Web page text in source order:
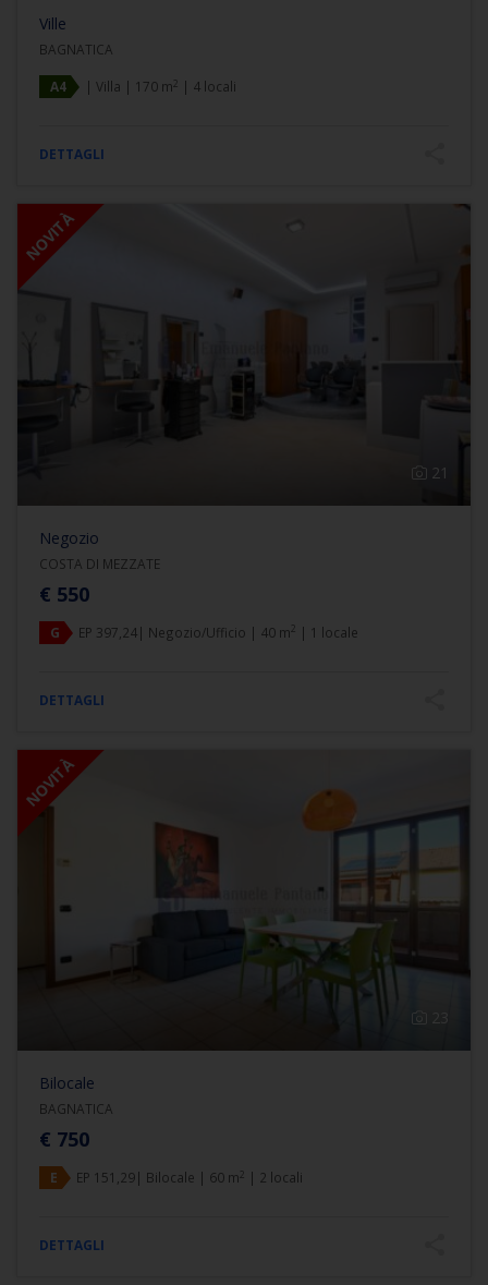
Ville
BAGNATICA
A4 | Villa | 170 m2 | 4 locali
DETTAGLI
21
NOVITÀ
Negozio
COSTA DI MEZZATE
€ 550
G EP 397,24| Negozio/Ufficio | 40 m2 | 1 locale
DETTAGLI
23
NOVITÀ
Bilocale
BAGNATICA
€ 750
E EP 151,29| Bilocale | 60 m2 | 2 locali
DETTAGLI